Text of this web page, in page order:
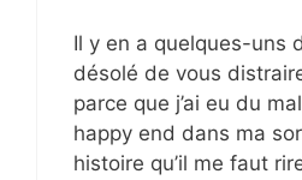
Il y en a quelques-uns
désolé de vous
parce que j’ai eu du
happy end dans ma
histoire qu’il me faut